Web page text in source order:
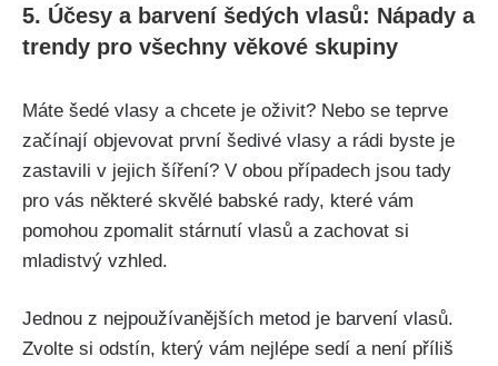
5. Účesy a barvení šedých vlasů: Nápady ‍a
trendy pro všechny věkové skupiny
Máte šedé vlasy a chcete je oživit? Nebo⁢ se teprve
začínají objevovat první šedivé vlasy a rádi byste je
zastavili v ‌jejich šíření? V obou případech jsou tady
pro ⁤vás některé skvělé babské ⁣rady, ‌které vám ​
pomohou zpomalit⁢ stárnutí vlasů a zachovat si
mladistvý vzhled.
Jednou z nejpoužívanějších metod je barvení vlasů.
Zvolte si odstín, který vám ‌nejlépe sedí a není příliš